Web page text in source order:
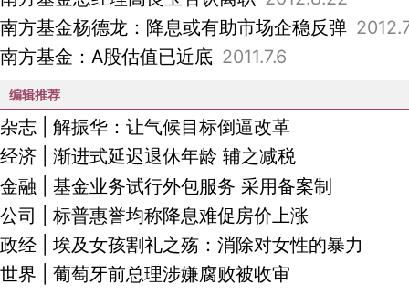
南方基金杨德龙：降息或有助市场企稳反弹
南方基金：A股估值已近底 2011.7.6
编辑推荐
杂志
解振华：让气候目标倒逼改革
经济
渐进式延迟退休年龄 辅之减税
金融
基金业务试行外包服务 采用备案制
公司
标普惠誉均称降息难促房价上涨
政经
埃及女孩割礼之殇：消除对女性的暴力
世界
葡萄牙前总理涉嫌腐败被收审